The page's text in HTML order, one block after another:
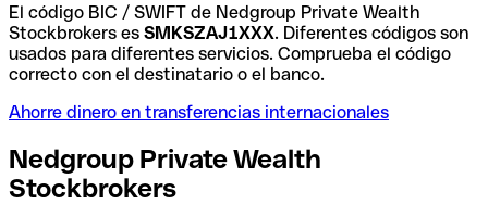
El código BIC / SWIFT de Nedgroup Private Wealth
Stockbrokers es SMKSZAJ1XXX. Diferentes códigos son
usados para diferentes servicios. Comprueba el código
correcto con el destinatario o el banco.
Ahorre dinero en transferencias internacionales
Nedgroup Private Wealth
Stockbrokers